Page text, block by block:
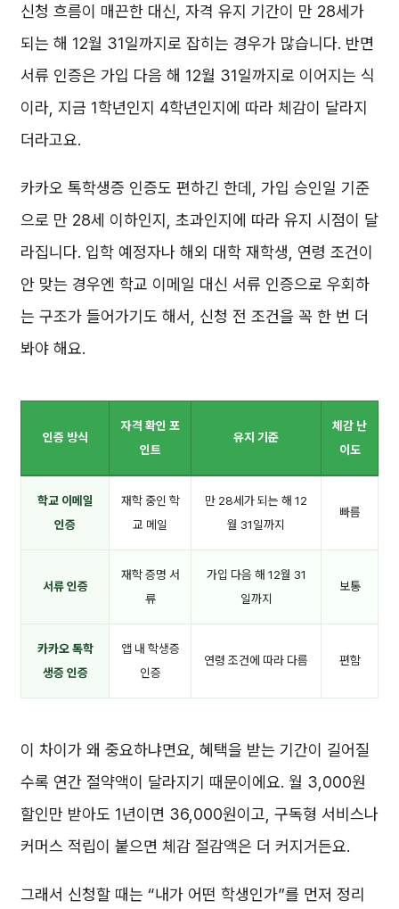
신청 흐름이 매끈한 대신, 자격 유지 기간이 만 28세가
되는 해 12월 31일까지로 잡히는 경우가 많습니다. 반면
서류 인증은 가입 다음 해 12월 31일까지로 이어지는 식
이라, 지금 1학년인지 4학년인지에 따라 체감이 달라지
더라고요.
카카오 톡학생증 인증도 편하긴 한데, 가입 승인일 기준
으로 만 28세 이하인지, 초과인지에 따라 유지 시점이 달
라집니다. 입학 예정자나 해외 대학 재학생, 연령 조건이
안 맞는 경우엔 학교 이메일 대신 서류 인증으로 우회하
는 구조가 들어가기도 해서, 신청 전 조건을 꼭 한 번 더
봐야 해요.
인증 방식
자격 확인 포
인트
유지 기준
체감 난
이도
학교 이메일
인증
재학 중인 학
교 메일
만 28세가 되는 해 12
월 31일까지
빠름
서류 인증
재학 증명 서
류
가입 다음 해 12월 31
일까지
보통
카카오 톡학
생증 인증
앱 내 학생증
인증
연령 조건에 따라 다름 편함
이 차이가 왜 중요하냐면요, 혜택을 받는 기간이 길어질
수록 연간 절약액이 달라지기 때문이에요. 월 3,000원
할인만 받아도 1년이면 36,000원이고, 구독형 서비스나
커머스 적립이 붙으면 체감 절감액은 더 커지거든요.
그래서 신청할 때는 “내가 어떤 학생인가”를 먼저 정리